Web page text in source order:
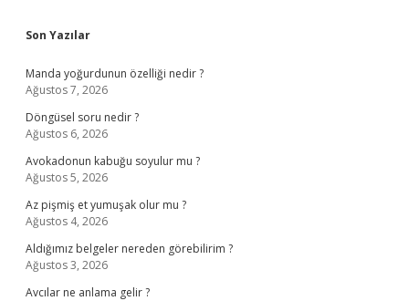
Sidebar
Son Yazılar
Manda yoğurdunun özelliği nedir ?
Ağustos 7, 2026
Döngüsel soru nedir ?
Ağustos 6, 2026
Avokadonun kabuğu soyulur mu ?
Ağustos 5, 2026
Az pişmiş et yumuşak olur mu ?
Ağustos 4, 2026
Aldığımız belgeler nereden görebilirim ?
Ağustos 3, 2026
Avcılar ne anlama gelir ?